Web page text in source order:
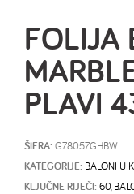
FOLIJA
PLAVI
ŠIFRA: G78057GHBW
KATEGORIJE: BALONI U
KLJUČNE RIJEČI: 60,